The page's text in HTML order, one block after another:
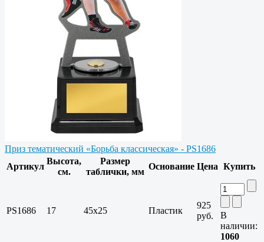
Приз тематический «Борьба классическая» - PS1686
Артикул
Высота,
см.
Размер
таблички, мм
Основание Цена Купить
PS1686 17 45x25 Пластик
925
руб.
В
наличии:
1060